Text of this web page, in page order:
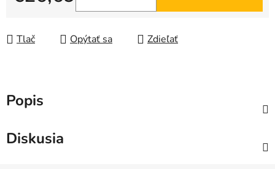
Jednotková cena:
Tlač Opýtať sa Zdieľať
Popis
Diskusia